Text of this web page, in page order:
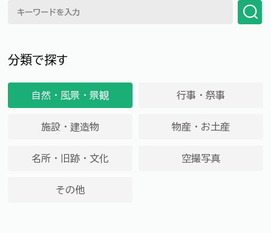
分類で探す
自然・風景・景観 行事・祭事
施設・建造物 物産・お土産
名所・旧跡・文化 空撮写真
その他